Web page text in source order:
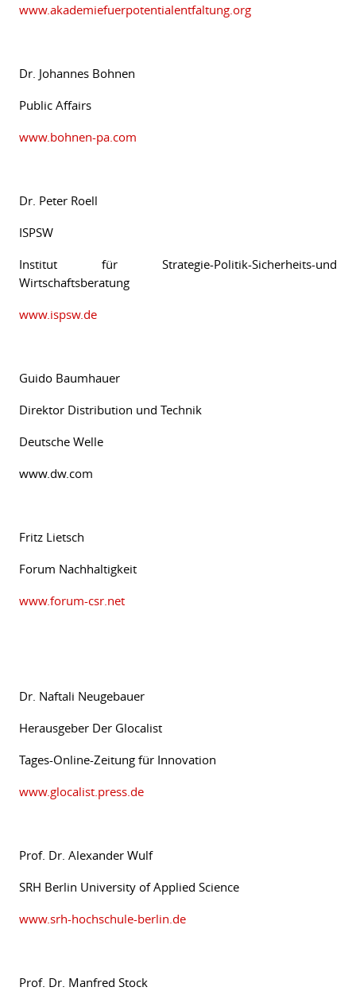
www.akademiefuerpotentialentfaltung.org
Dr. Johannes Bohnen
Public Affairs
www.bohnen-pa.com
Dr. Peter Roell
ISPSW
Institut für Strategie-Politik-Sicherheits-und
Wirtschaftsberatung
www.ispsw.de
Guido Baumhauer
Direktor Distribution und Technik
Deutsche Welle
www.dw.com
Fritz Lietsch
Forum Nachhaltigkeit
www.forum-csr.net
Dr. Naftali Neugebauer
Herausgeber Der Glocalist
Tages-Online-Zeitung für Innovation
www.glocalist.press.de
Prof. Dr. Alexander Wulf
SRH Berlin University of Applied Science
www.srh-hochschule-berlin.de
Prof. Dr. Manfred Stock